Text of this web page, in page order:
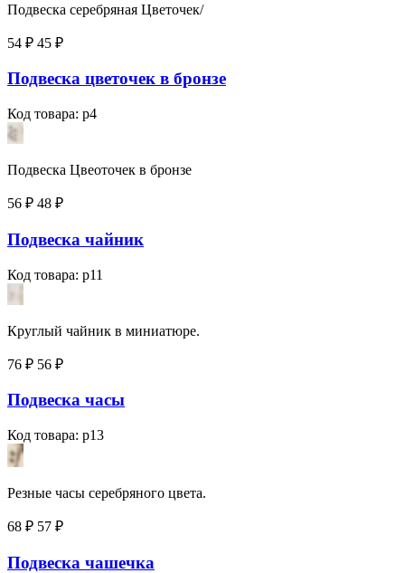
Подвеска серебряная Цветочек/
54 ₽ 45 ₽
Подвеска цветочек в бронзе
Код товара: p4
Подвеска Цвеоточек в бронзе
56 ₽ 48 ₽
Подвеска чайник
Код товара: p11
Круглый чайник в миниатюре.
76 ₽ 56 ₽
Подвеска часы
Код товара: p13
Резные часы серебряного цвета.
68 ₽ 57 ₽
Подвеска чашечка